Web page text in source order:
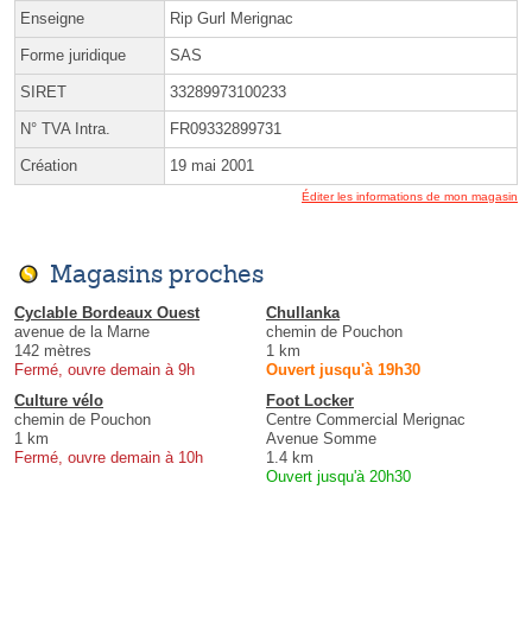
Enseigne Rip Gurl Merignac
Forme juridique SAS
SIRET 33289973100233
N° TVA Intra. FR09332899731
Création 19 mai 2001
Éditer les informations de mon magasin
Magasins proches
Cyclable Bordeaux Ouest
avenue de la Marne
142 mètres
Fermé, ouvre demain à 9h
Chullanka
chemin de Pouchon
1 km
Ouvert jusqu'à 19h30
Culture vélo
chemin de Pouchon
1 km
Fermé, ouvre demain à 10h
Foot Locker
Centre Commercial Merignac
Avenue Somme
1.4 km
Ouvert jusqu'à 20h30